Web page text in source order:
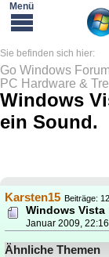
Go Windows
PC Hardware &
Windows
ein Sound.
Karsten15 Beiträge: 12
Windows Vista
Januar 2009,
Ähnliche Themen